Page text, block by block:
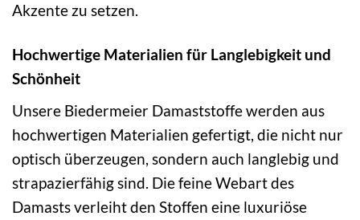
Akzente zu setzen.
Hochwertige Materialien für Langlebigkeit und
Schönheit
Unsere Biedermeier Damaststoffe werden aus
hochwertigen Materialien gefertigt, die nicht nur
optisch überzeugen, sondern auch langlebig und
strapazierfähig sind. Die feine Webart des
Damasts verleiht den Stoffen eine luxuriöse